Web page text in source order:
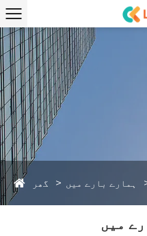
گھر ہمارے بارے میں
میں